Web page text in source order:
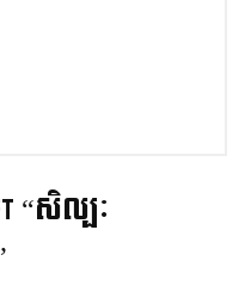
“សិល្បៈ